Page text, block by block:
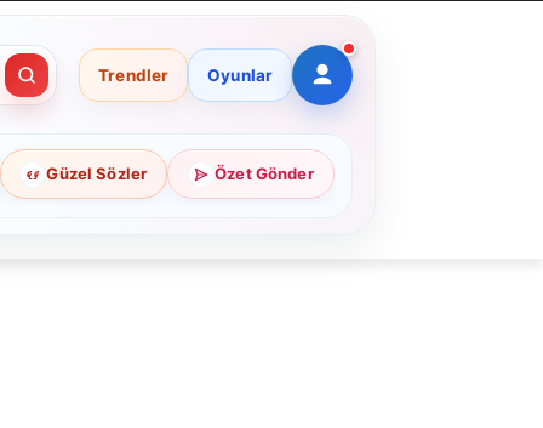
Trendler Oyunlar
Güzel Sözler Özet Gönder